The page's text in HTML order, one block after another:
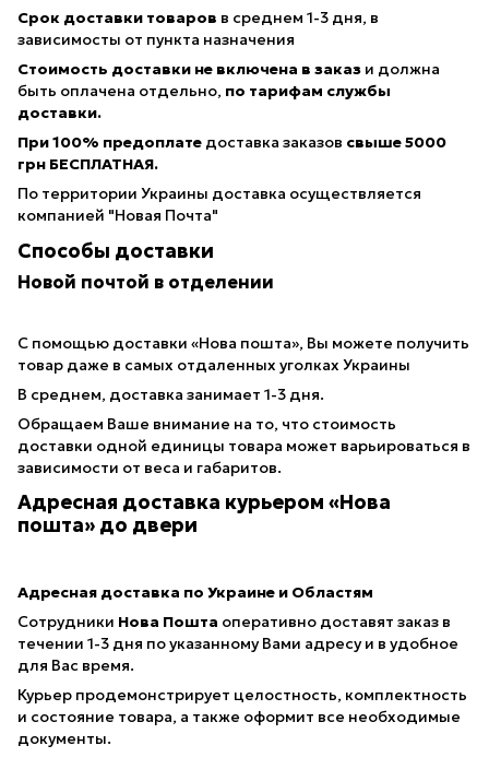
Срок доставки товаров в среднем 1-3 дня, в
зависимосты от пункта назначения
Стоимость доставки не включена в заказ и должна
быть оплачена отдельно, по тарифам службы
доставки.
При 100% предоплате доставка заказов свыше 5000
грн БЕСПЛАТНАЯ.
По территории Украины доставка осуществляется
компанией "Новая Почта"
Способы доставки
Новой почтой в отделении
С помощью доставки «Нова пошта», Вы можете получить
товар даже в самых отдаленных уголках Украины
В среднем, доставка занимает 1-3 дня.
Обращаем Ваше внимание на то, что стоимость
доставки одной единицы товара может варьироваться в
зависимости от веса и габаритов.
Адресная доставка курьером «Нова
пошта» до двери
Адресная доставка по Украине и Областям
Сотрудники Нова Пошта оперативно доставят заказ в
течении 1-3 дня по указанному Вами адресу и в удобное
для Вас время.
Курьер продемонстрирует целостность, комплектность
и состояние товара, а также оформит все необходимые
документы.